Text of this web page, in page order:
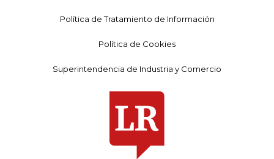
Política de Tratamiento de Información
Política de Cookies
Superintendencia de Industria y Comercio